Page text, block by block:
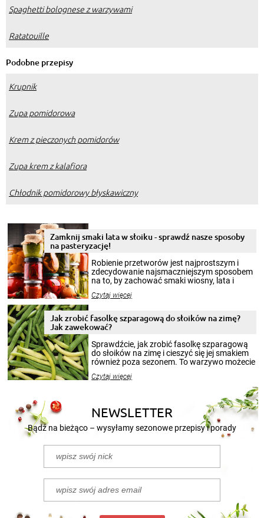
Spaghetti bolognese z warzywami
Ratatouille
Podobne przepisy
Krupnik
Zupa pomidorowa
Krem z pieczonych pomidorów
Zupa krem z kalafiora
Chłodnik pomidorowy błyskawiczny
Zamknij smaki lata w słoiku - sprawdź nasze sposoby
na pasteryzację!
Robienie przetworów jest najprostszym i
zdecydowanie najsmaczniejszym sposobem
na to, by zachować smaki wiosny, lata i
krajobrazów, by cieszyć nimi oko w sezonie
pełni poczuć atmosferę cieplejszych
miesięcy. Przygotowanie słoików ze
patenty, które pozwolą zachować świeżość
przetworów.
Czytaj więcej
Jak zrobić fasolkę szparagową do słoików na zimę?
Jak zawekować?
Sprawdźcie, jak zrobić fasolkę szparagową
do słoików na zimę i cieszyć się jej smakiem
również poza sezonem. To warzywo możecie
nasze propozycje!
Czytaj więcej
NEWSLETTER
Bądź na bieżąco – wysyłamy sezonowe przepisy i porady